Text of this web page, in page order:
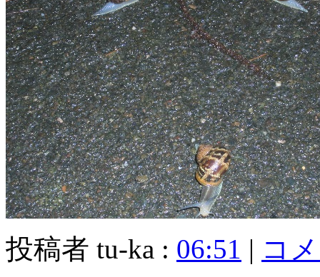
投稿者 tu-ka : 06:51 | コ